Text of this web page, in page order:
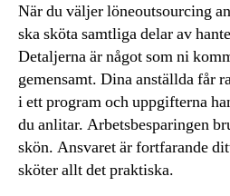
När du väljer löneoutsourcing
ska sköta samtliga delar av
Detaljerna är något som ni
gemensamt. Dina anställda får
i ett program och uppgifterna
du anlitar. Arbetsbesparingen
skön. Ansvaret är fortfarande
sköter allt det praktiska.